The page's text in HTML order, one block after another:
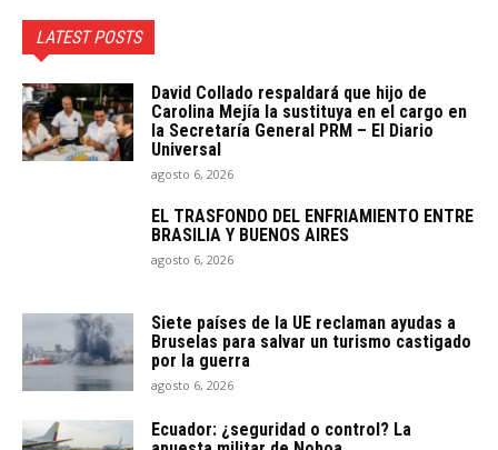
LATEST POSTS
David Collado respaldará que hijo de
Carolina Mejía la sustituya en el cargo en
la Secretaría General PRM – El Diario
Universal
agosto 6, 2026
EL TRASFONDO DEL ENFRIAMIENTO ENTRE
BRASILIA Y BUENOS AIRES
agosto 6, 2026
Siete países de la UE reclaman ayudas a
Bruselas para salvar un turismo castigado
por la guerra
agosto 6, 2026
Ecuador: ¿seguridad o control? La